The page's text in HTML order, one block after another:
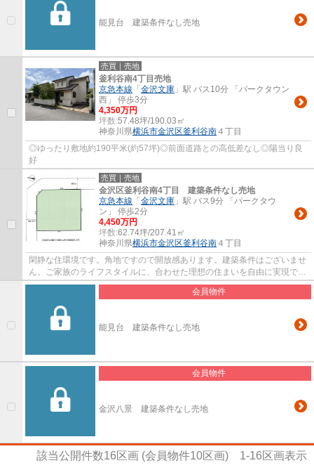
能見台 建築条件なし売地
売買｜売地
釜利谷南4丁目売地
京急本線 「 金沢文庫 」駅 バス10分 「パークタウン
西」 停歩3分
4,350万円
坪数:57.48坪/190.03㎡
神奈川県横浜市金沢区釜利谷南 ４丁目
◎ゆったり敷地約190平米(約57坪)◎前面道路との高低差なし◎陽当り良
好
売買｜売地
金沢区釜利谷南4丁目 建築条件なし売地
京急本線 「 金沢文庫 」駅 バス9分 「パークタウ
ン」 停歩2分
4,450万円
坪数:62.74坪/207.41㎡
神奈川県横浜市金沢区釜利谷南 ４丁目
閑静な住環境です。角地ですので開放感あります。建築条件はございませ
ん。ご家族のライフスタイルに、合わせた理想の住まいを自由に実現でき
ます。
会員物件
能見台 建築条件なし売地
会員物件
金沢八景 建築条件なし売地
該当公開件数16区画 (会員物件10区画) 1-16区画表示